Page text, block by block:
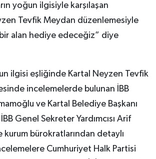
yoğun ilgisiyle karşılaşan
Tevfik Meydan düzenlemesiyle
bir alan hediye edeceğiz” diye
ilgisi eşliğinde Kartal Neyzen Tevfik
incelemelerde bulunan İBB
ve Kartal Belediye Başkanı
Genel Sekreter Yardımcısı Arif
kurum bürokratlarından detaylı
Cumhuriyet Halk Partisi